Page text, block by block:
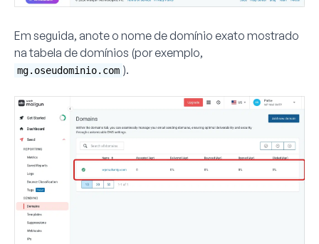
Em seguida, anote o nome de domínio exato mostrado
na tabela de domínios (por exemplo,
mg.oseudominio.com ).